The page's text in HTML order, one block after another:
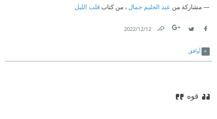
مشاركة من عبد الحليم جمال ، من كتابقلب الليل
12‏/12‏/2022
أوافق
قوه